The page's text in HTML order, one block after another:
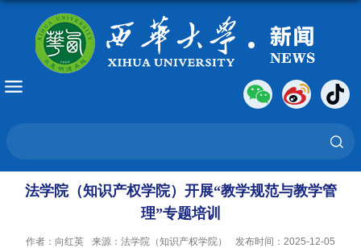
法学院（知识产权学院）开展“教学规范与教学管
理”专题培训
作者：向红英 来源：法学院（知识产权学院）
发布时间：2025-12-05